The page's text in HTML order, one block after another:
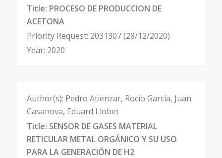
Title: PROCESO DE PRODUCCION DE
ACETONA
Priority Request: 2031307 (28/12/2020)
Year: 2020
Author(s): Pedro Atienzar, Rocío García, Juan
Casanova, Eduard Llobet
Title: SENSOR DE GASES MATERIAL
RETICULAR METAL ORGÁNICO Y SU USO
PARA LA GENERACIÓN DE H2